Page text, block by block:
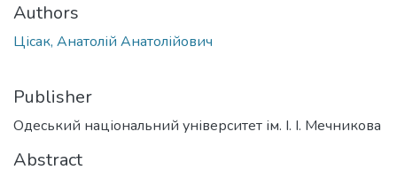
Authors
Цісак, Анатолій Анатолійович
Publisher
Одеський національний університет ім. І. І. Мечникова
Abstract